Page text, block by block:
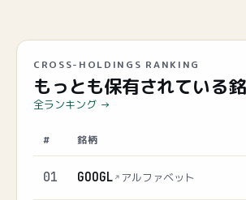
CROSS-HOLDINGS RANKING
もっとも保有されている
全ランキング →
# 銘柄
01 GOOGL アルファベット